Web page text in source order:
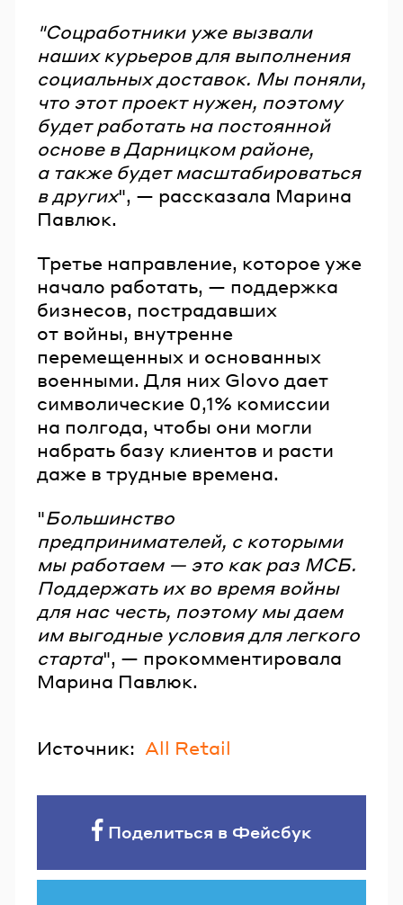
"Соцработники уже вызвали
наших курьеров для выполнения
социальных доставок. Мы поняли,
что этот проект нужен, поэтому
будет работать на постоянной
основе в Дарницком районе,
а также будет масштабироваться
в других", — рассказала Марина
Павлюк.
Третье направление, которое уже
начало работать, — поддержка
бизнесов, пострадавших
от войны, внутренне
перемещенных и основанных
военными. Для них Glovo дает
символические 0,1% комиссии
на полгода, чтобы они могли
набрать базу клиентов и расти
даже в трудные времена.
"Большинство
предпринимателей, с которыми
мы работаем — это как раз МСБ.
Поддержать их во время войны
для нас честь, поэтому мы даем
им выгодные условия для легкого
старта", — прокомментировала
Марина Павлюк.
Источник: All Retail
Поделиться в Фейсбук